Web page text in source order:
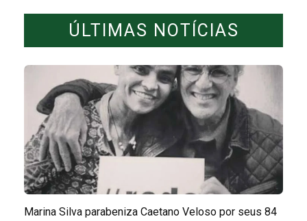
ÚLTIMAS NOTÍCIAS
Marina Silva parabeniza Caetano Veloso por seus 84